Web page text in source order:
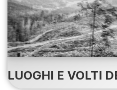
LUOGHI E VOLTI